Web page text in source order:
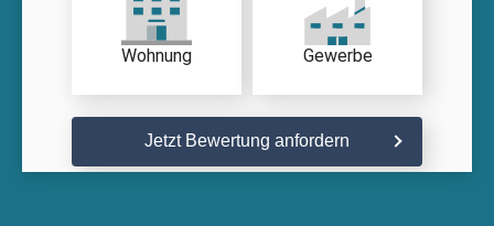
Wohnung Gewerbe
Jetzt Bewertung anfordern